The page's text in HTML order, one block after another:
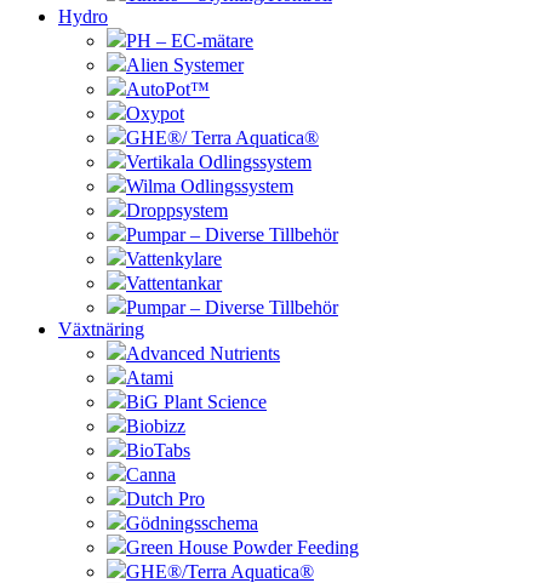
Hydro
PH – EC-mätare
Alien Systemer
AutoPot™
Oxypot
GHE®/ Terra Aquatica®
Vertikala Odlingssystem
Wilma Odlingssystem
Droppsystem
Pumpar – Diverse Tillbehör
Vattenkylare
Vattentankar
Pumpar – Diverse Tillbehör
Växtnäring
Advanced Nutrients
Atami
BiG Plant Science
Biobizz
BioTabs
Canna
Dutch Pro
Gödningsschema
Green House Powder Feeding
GHE®/Terra Aquatica®